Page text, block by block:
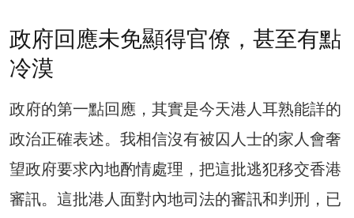
政府回應未免顯得官僚，甚至有點
冷漠
政府的第一點回應，其實是今天港人耳熟能詳的
政治正確表述。我相信沒有被囚人士的家人會奢
望政府要求內地酌情處理，把這批逃犯移交香港
審訊。這批港人面對內地司法的審訊和判刑，已